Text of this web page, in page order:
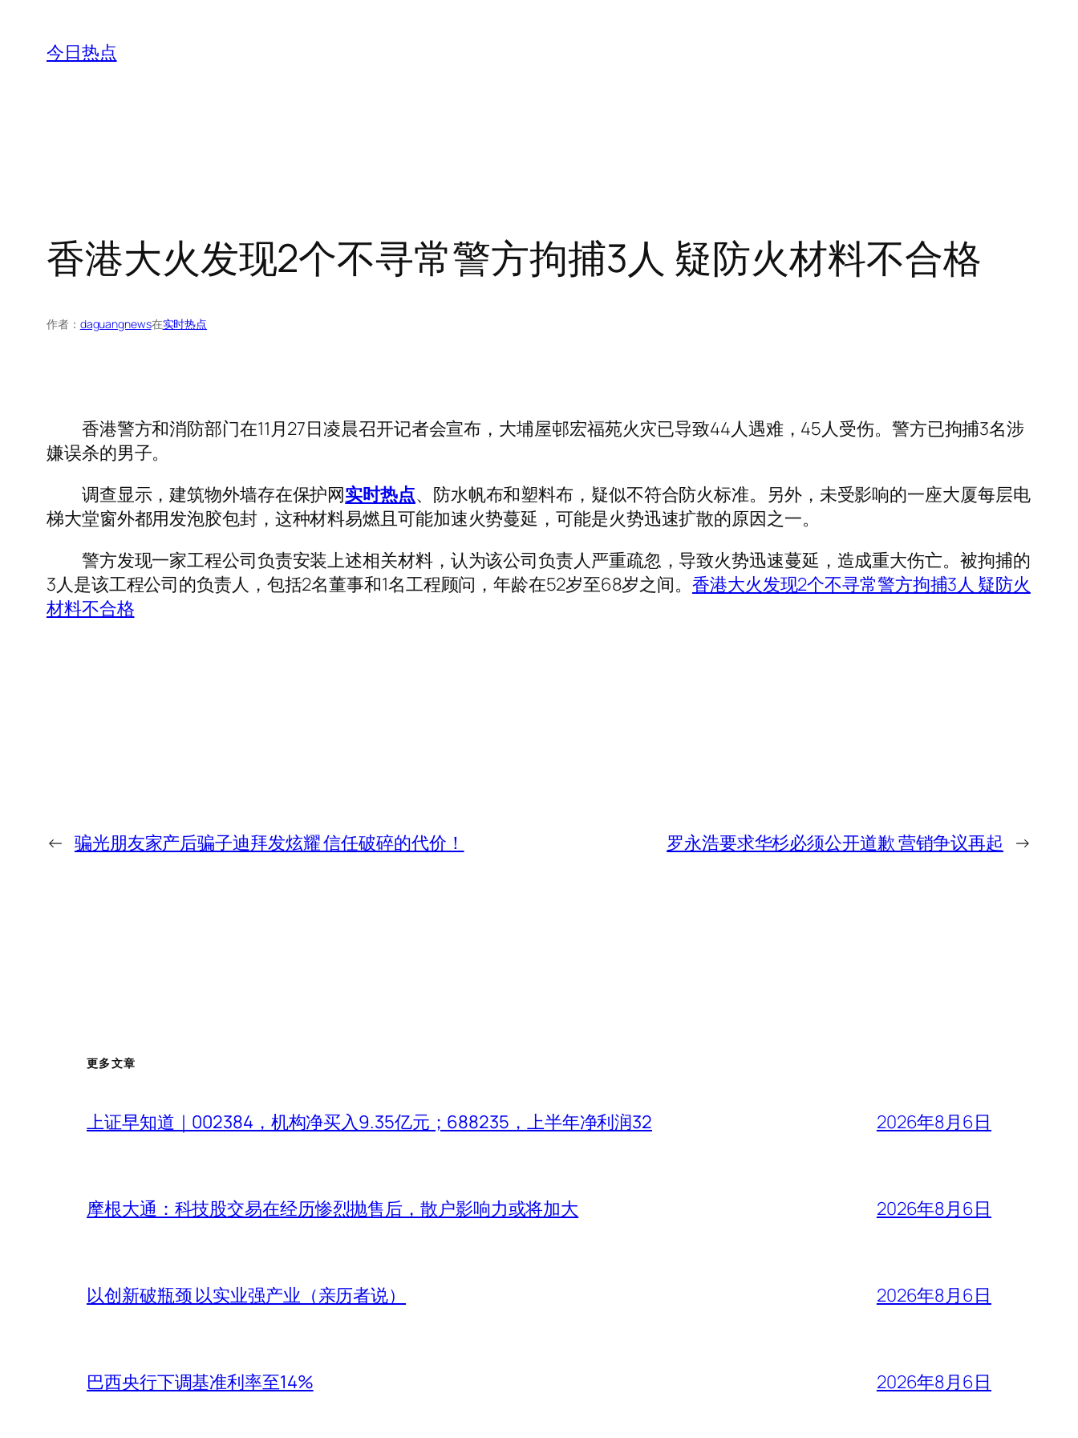
今日热点
香港大火发现2个不寻常警方拘捕3人 疑防火材料不合格
作者： daguangnews在实时热点
香港警方和消防部门在11月27日凌晨召开记者会宣布，大埔屋邨宏福苑火灾已导致44人遇难，45人受伤。警方已拘捕3名涉
嫌误杀的男子。
调查显示，建筑物外墙存在保护网实时热点、防水帆布和塑料布，疑似不符合防火标准。另外，未受影响的一座大厦每层电
梯大堂窗外都用发泡胶包封，这种材料易燃且可能加速火势蔓延，可能是火势迅速扩散的原因之一。
警方发现一家工程公司负责安装上述相关材料，认为该公司负责人严重疏忽，导致火势迅速蔓延，造成重大伤亡。被拘捕的
3人是该工程公司的负责人，包括2名董事和1名工程顾问，年龄在52岁至68岁之间。 香港大火发现2个不寻常警方拘捕3人 疑防火
材料不合格
← 骗光朋友家产后骗子迪拜发炫耀 信任破碎的代价！ 罗永浩要求华杉必须公开道歉 营销争议再起 →
更多文章
上证早知道｜002384，机构净买入9.35亿元；688235，上半年净利润32 2026年8月6日
摩根大通：科技股交易在经历惨烈抛售后，散户影响力或将加大 2026年8月6日
以创新破瓶颈 以实业强产业（亲历者说） 2026年8月6日
巴西央行下调基准利率至14% 2026年8月6日